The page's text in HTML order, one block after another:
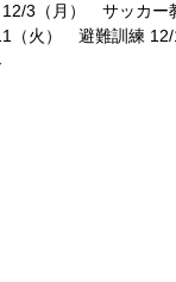
3（月） サッカ
（火） 避難訓練